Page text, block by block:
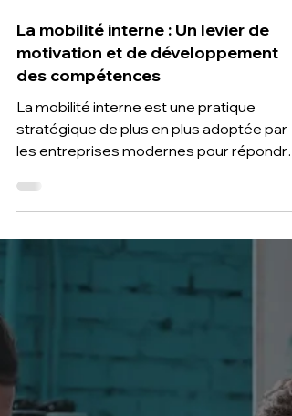
2 juil. 2024 3 min de lecture
motivation et de développement
des compétences
stratégique de plus en plus adoptée par
les entreprises modernes pour répondre
leurs besoins croissan